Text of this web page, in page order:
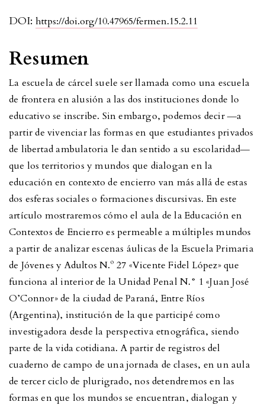
DOI: https://doi.org/10.47965/fermen.15.2.11
Resumen
La escuela de cárcel suele ser llamada como una escuela
de frontera en alusión a las dos instituciones donde lo
educativo se inscribe. Sin embargo, podemos decir ―a
partir de vivenciar las formas en que estudiantes privados
de libertad ambulatoria le dan sentido a su escolaridad―
que los territorios y mundos que dialogan en la
educación en contexto de encierro van más allá de estas
dos esferas sociales o formaciones discursivas. En este
artículo mostraremos cómo el aula de la Educación en
Contextos de Encierro es permeable a múltiples mundos
a partir de analizar escenas áulicas de la Escuela Primaria
de Jóvenes y Adultos N.º 27 «Vicente Fidel López» que
funciona al interior de la Unidad Penal N.° 1 «Juan José
O’Connor» de la ciudad de Paraná, Entre Ríos
(Argentina), institución de la que participé como
investigadora desde la perspectiva etnográfica, siendo
parte de la vida cotidiana. A partir de registros del
cuaderno de campo de una jornada de clases, en un aula
de tercer ciclo de plurigrado, nos detendremos en las
formas en que los mundos se encuentran, dialogan y